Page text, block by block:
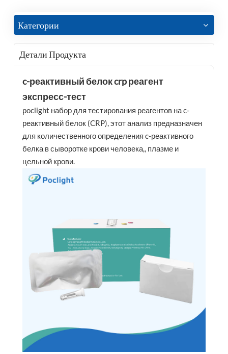
Категории
Детали Продукта
c-реактивный белок crpреагент
экспресс-тест
poclight набор для тестирования реагентов на c-
реактивный белок (CRP), этот анализ предназначен
для количественного определения c-реактивного
белка в сыворотке крови человека,, плазме и
цельной крови.